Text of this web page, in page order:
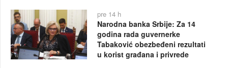
pre 14 h
Narodna banka Srbije: Za 14
godina rada guvernerke
Tabaković obezbeđeni rezultati
u korist građana i privrede